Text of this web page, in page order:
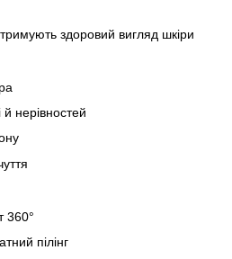
здоровий вигляд шкіри
нерівностей
360°
пілінг